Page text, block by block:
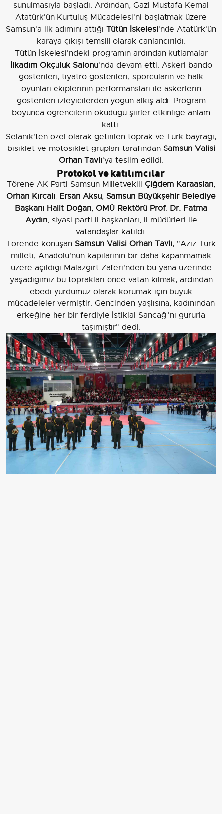
sunulmasıyla başladı. Ardından, Gazi Mustafa Kemal
Atatürk'ün Kurtuluş Mücadelesi'ni başlatmak üzere
Samsun'a ilk adımını attığı Tütün İskelesi'nde Atatürk'ün
karaya çıkışı temsili olarak canlandırıldı.
Tütün İskelesi'ndeki programın ardından kutlamalar
İlkadım Okçuluk Salonu'nda devam etti. Askeri bando
gösterileri, tiyatro gösterileri, sporcuların ve halk
oyunları ekiplerinin performansları ile askerlerin
gösterileri izleyicilerden yoğun alkış aldı. Program
boyunca öğrencilerin okuduğu şiirler etkinliğe anlam
kattı.
Selanik'ten özel olarak getirilen toprak ve Türk bayrağı,
bisiklet ve motosiklet grupları tarafından Samsun Valisi
Orhan Tavlı'ya teslim edildi.
Protokol ve katılımcılar
Törene AK Parti Samsun Milletvekili Çiğdem Karaaslan,
Orhan Kırcalı, Ersan Aksu, Samsun Büyükşehir Belediye
Başkanı Halit Doğan, OMÜ Rektörü Prof. Dr. Fatma
Aydın, siyasi parti il başkanları, il müdürleri ile
vatandaşlar katıldı.
Törende konuşan Samsun Valisi Orhan Tavlı, "Aziz Türk
milleti, Anadolu'nun kapılarının bir daha kapanmamak
üzere açıldığı Malazgirt Zaferi'nden bu yana üzerinde
yaşadığımız bu toprakları önce vatan kılmak, ardından
ebedi yurdumuz olarak korumak için büyük
mücadeleler vermiştir. Gencinden yaşlısına, kadınından
erkeğine her bir ferdiyle İstiklal Sancağı'nı gururla
taşımıştır" dedi.
SAMSUN'DA 19 MAYIS ATATÜRK'Ü ANMA, GENÇLİK